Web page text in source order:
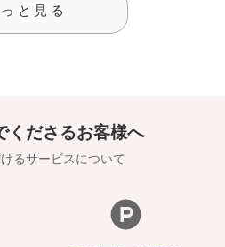
と見る
くださるお客様へ
るサービスについて